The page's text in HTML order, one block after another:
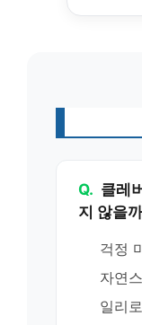
Q. 클레
지 않을
걱정
자연
일리